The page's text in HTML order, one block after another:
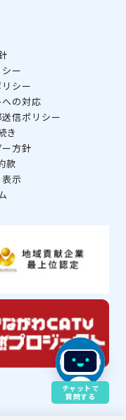
ー
シー
の対応
信ポリシー
き
方針
款
示
チャットで
質問する